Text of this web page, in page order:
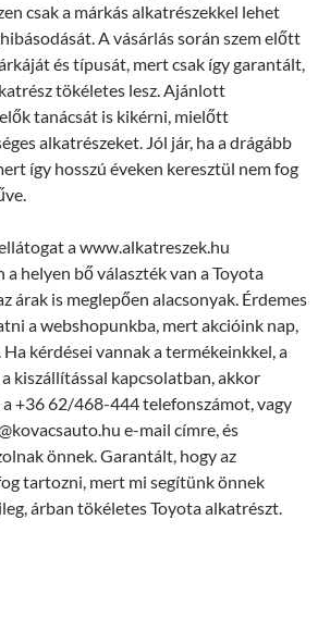
csak a márkás alkatrészekkel lehet
A vásárlás során szem előtt
és típusát, mert csak így garantált,
tökéletes lesz. Ajánlott
tanácsát is kikérni, mielőtt
alkatrészeket. Jól jár, ha a drágább
így hosszú éveken keresztül nem fog
a www.alkatreszek.hu
helyen bő választék van a Toyota
árak is meglepően alacsonyak. Érdemes
a webshopunkba, mert akcióink nap,
kérdései vannak a termékeinkkel, a
kiszállítással kapcsolatban, akkor
a +36 62/468-444 telefonszámot, vagy
e-mail címre, és
önnek. Garantált, hogy az
tartozni, mert mi segítünk önnek
árban tökéletes Toyota alkatrészt.